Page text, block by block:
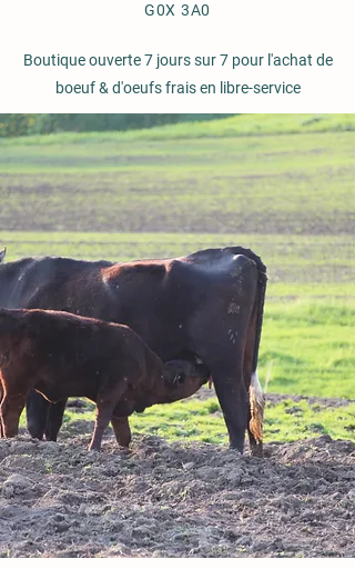
G0X 3A0
Boutique ouverte 7 jours sur 7 pour l'achat de
boeuf & d'oeufs frais en libre-service